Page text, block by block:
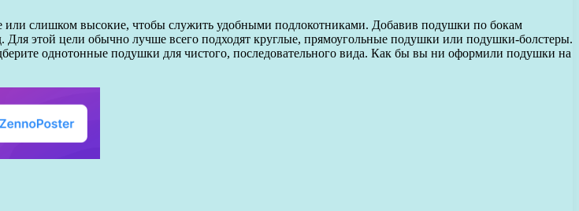
слишком высокие, чтобы служить удобными подлокотниками. Добавив подушки по бокам
этой цели обычно лучше всего подходят круглые, прямоугольные подушки или подушки-болстеры.
однотонные подушки для чистого, последовательного вида. Как бы вы ни оформили подушки на